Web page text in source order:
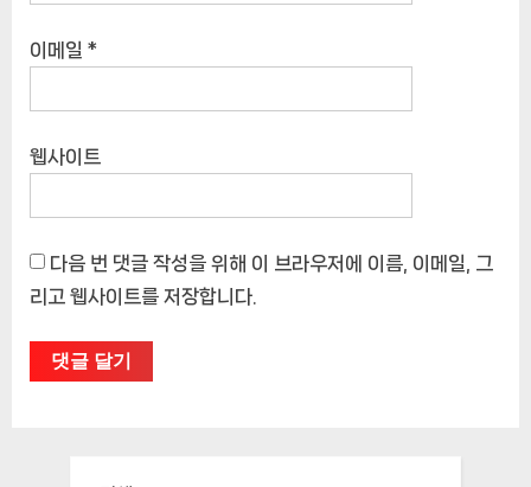
이메일 *
웹사이트
다음 번 댓글 작성을 위해 이 브라우저에 이름, 이메일, 그
리고 웹사이트를 저장합니다.